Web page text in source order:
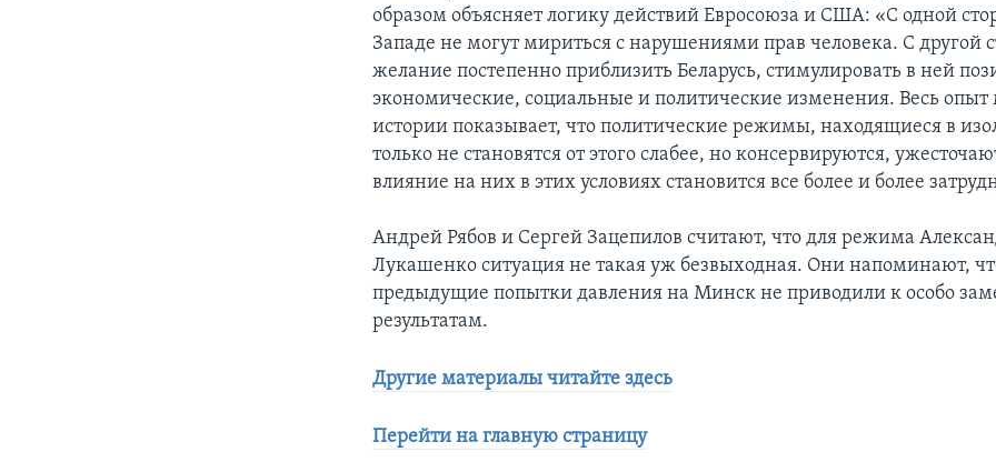
образом объясняет логику действий Евросоюза и США: «С одной
Западе не могут мириться с нарушениями прав человека. С другой
желание постепенно приблизить Беларусь, стимулировать в ней
экономические, социальные и политические изменения. Весь
истории показывает, что политические режимы, находящиеся в
только не становятся от этого слабее, но консервируются,
влияние на них в этих условиях становится все более и более
Андрей Рябов и Сергей Зацепилов считают, что для режима
Лукашенко ситуация не такая уж безвыходная. Они напоминают,
предыдущие попытки давления на Минск не приводили к особо
результатам.
Другие материалы читайте здесь
Перейти на главную страницу